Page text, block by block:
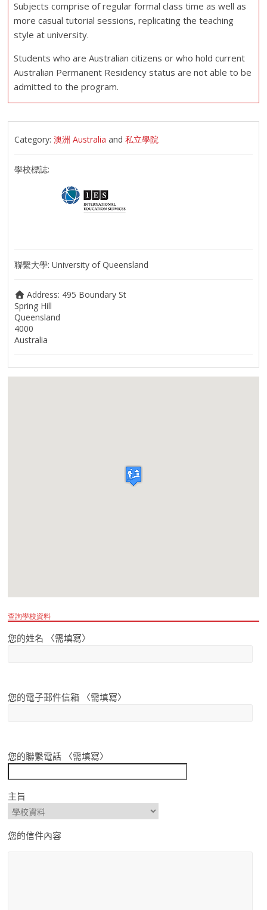
Subjects comprise of regular formal class time as well as
more casual tutorial sessions, replicating the teaching
style at university.
Students who are Australian citizens or who hold current
Australian Permanent Residency status are not able to be
admitted to the program.
Category:澳洲 Australia and私立學院
學校標誌:
聯繫大學:University of Queensland
Address: 495 Boundary St
Spring Hill
Queensland
4000
Australia
查詢學校資料
您的姓名 〈需填寫〉
您的電子郵件信箱 〈需填寫〉
您的聯繫電話 〈需填寫〉
主旨
您的信件內容